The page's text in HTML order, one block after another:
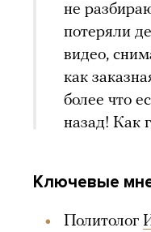
не
потеряли
видео,
как
более что
назад! Как
Ключевые
Политолог